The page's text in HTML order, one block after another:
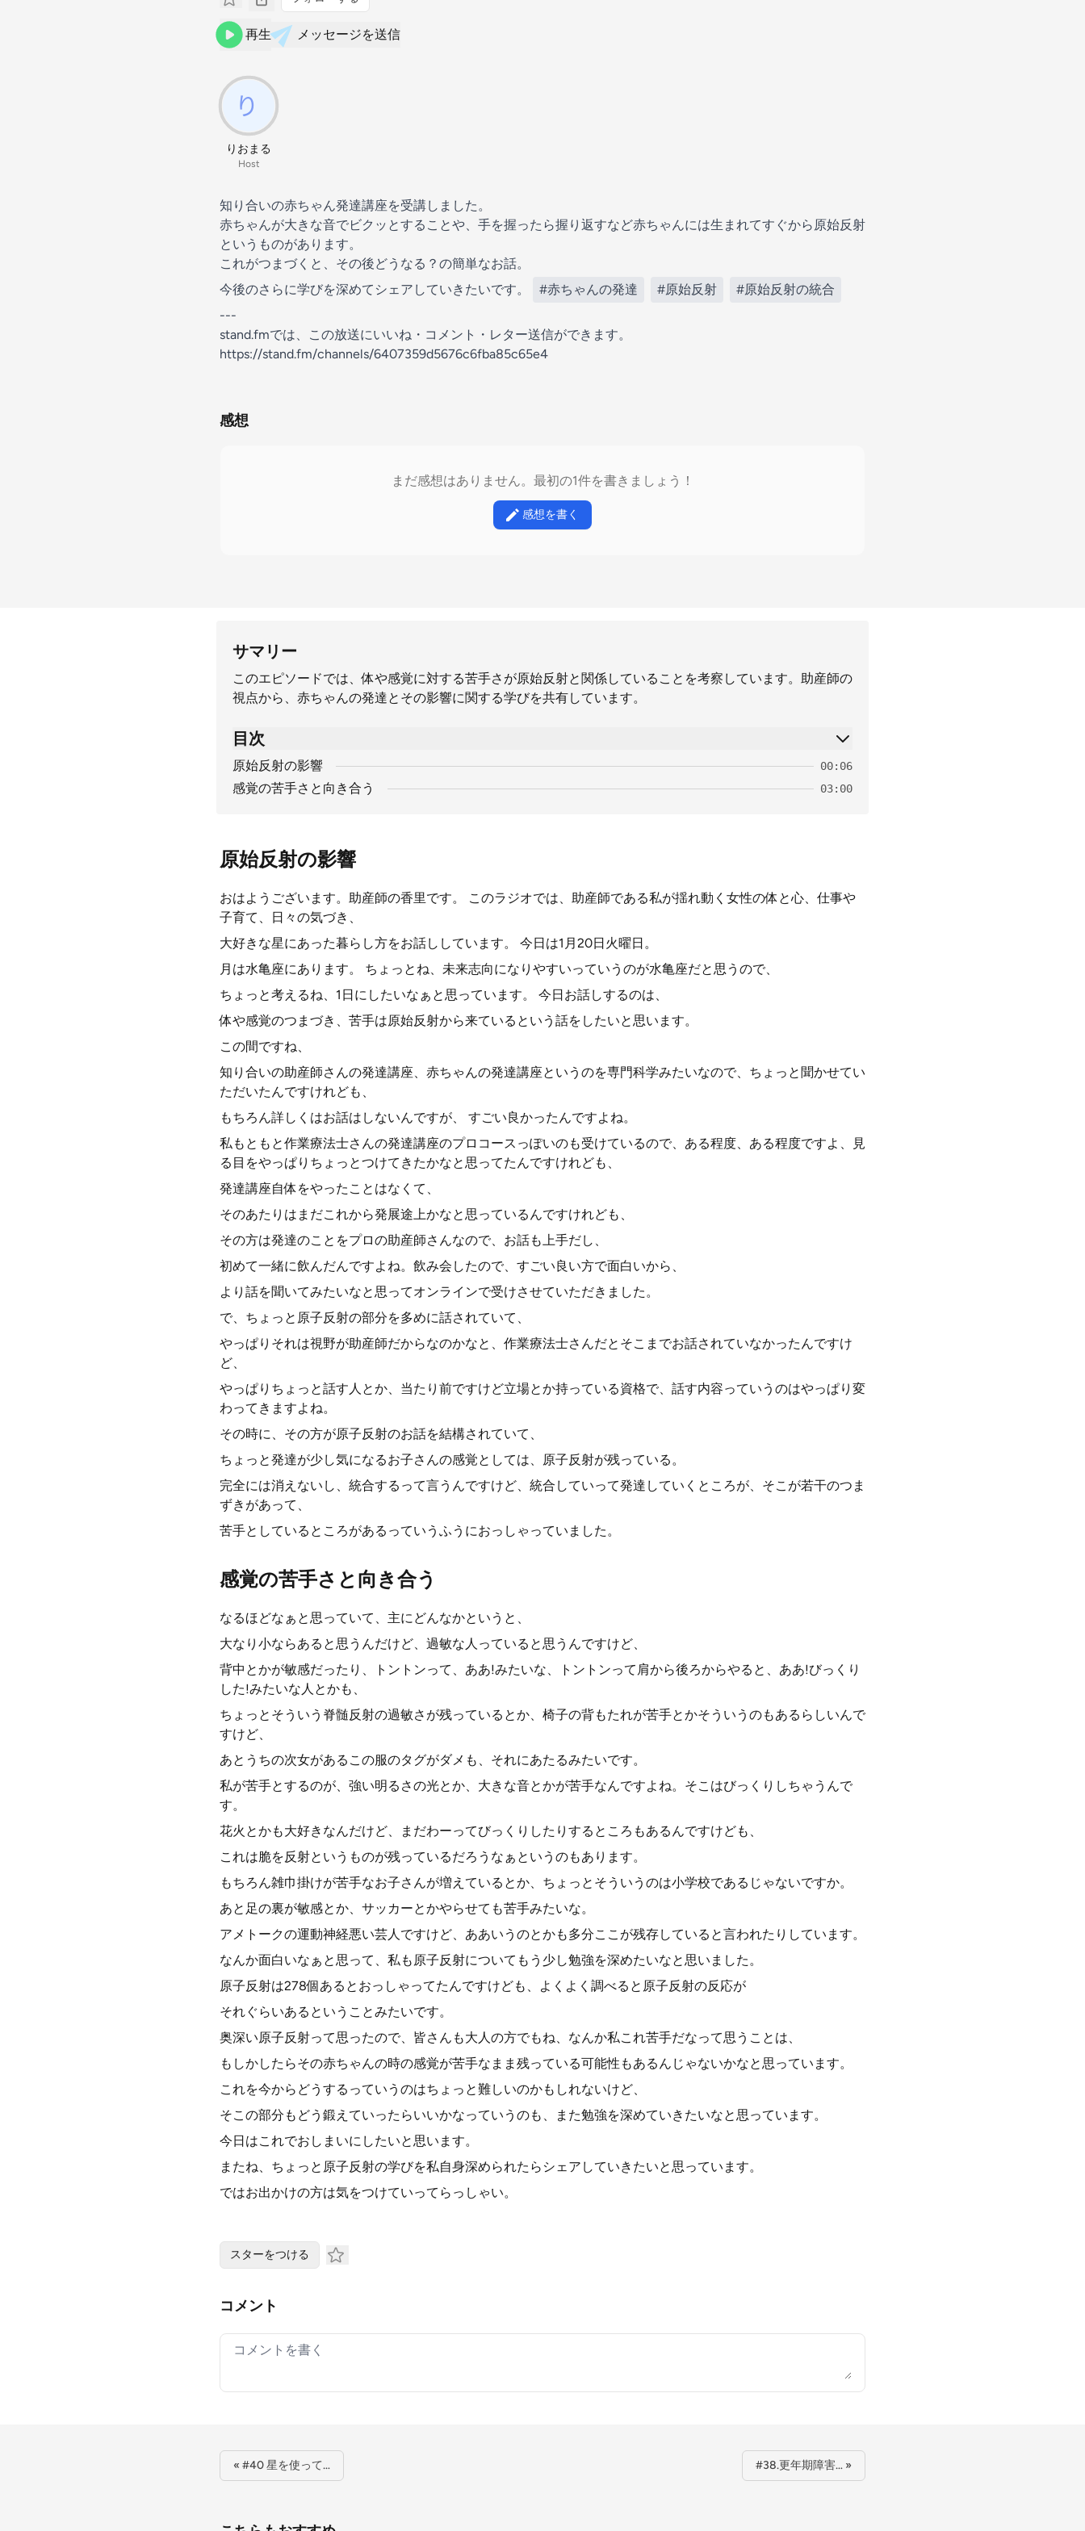
再生 メッセージを送信
りおまる
Host
知り合いの赤ちゃん発達講座を受講しました。
赤ちゃんが大きな音でビクッとすることや、手を握ったら握り返すなど赤ちゃんには生まれてすぐから原始反射
というものがあります。
これがつまづくと、その後どうなる？の簡単なお話。
今後のさらに学びを深めてシェアしていきたいです。
#赤ちゃんの発達 #原始反射
#原始反射の統合
---
stand.fmでは、この放送にいいね・コメント・レター送信ができます。
https://stand.fm/channels/6407359d5676c6fba85c65e4
感想
まだ感想はありません。最初の1件を書きましょう！
感想を書く
サマリー
このエピソードでは、体や感覚に対する苦手さが原始反射と関係していることを考察しています。助産師の
視点から、赤ちゃんの発達とその影響に関する学びを共有しています。
目次
原始反射の影響 00:06
感覚の苦手さと向き合う 03:00
原始反射の影響
おはようございます。助産師の香里です。 このラジオでは、助産師である私が揺れ動く女性の体と心、仕事や
子育て、日々の気づき、
大好きな星にあった暮らし方をお話ししています。 今日は1月20日火曜日。
月は水亀座にあります。 ちょっとね、未来志向になりやすいっていうのが水亀座だと思うので、
ちょっと考えるね、1日にしたいなぁと思っています。 今日お話しするのは、
体や感覚のつまづき、苦手は原始反射から来ているという話をしたいと思います。
この間ですね、
知り合いの助産師さんの発達講座、赤ちゃんの発達講座というのを専門科学みたいなので、ちょっと聞かせてい
ただいたんですけれども、
もちろん詳しくはお話はしないんですが、 すごい良かったんですよね。
私もともと作業療法士さんの発達講座のプロコースっぽいのも受けているので、ある程度、ある程度ですよ、見
る目をやっぱりちょっとつけてきたかなと思ってたんですけれども、
発達講座自体をやったことはなくて、
そのあたりはまだこれから発展途上かなと思っているんですけれども、
その方は発達のことをプロの助産師さんなので、お話も上手だし、
初めて一緒に飲んだんですよね。飲み会したので、すごい良い方で面白いから、
より話を聞いてみたいなと思ってオンラインで受けさせていただきました。
で、ちょっと原子反射の部分を多めに話されていて、
やっぱりそれは視野が助産師だからなのかなと、作業療法士さんだとそこまでお話されていなかったんですけ
ど、
やっぱりちょっと話す人とか、当たり前ですけど立場とか持っている資格で、話す内容っていうのはやっぱり変
わってきますよね。
その時に、その方が原子反射のお話を結構されていて、
ちょっと発達が少し気になるお子さんの感覚としては、原子反射が残っている。
完全には消えないし、統合するって言うんですけど、統合していって発達していくところが、そこが若干のつま
ずきがあって、
苦手としているところがあるっていうふうにおっしゃっていました。
感覚の苦手さと向き合う
なるほどなぁと思っていて、主にどんなかというと、
大なり小ならあると思うんだけど、過敏な人っていると思うんですけど、
背中とかが敏感だったり、トントンって、ああ!みたいな、トントンって肩から後ろからやると、ああ!びっくり
した!みたいな人とかも、
ちょっとそういう脊髄反射の過敏さが残っているとか、椅子の背もたれが苦手とかそういうのもあるらしいんで
すけど、
あとうちの次女があるこの服のタグがダメも、それにあたるみたいです。
私が苦手とするのが、強い明るさの光とか、大きな音とかが苦手なんですよね。そこはびっくりしちゃうんで
す。
花火とかも大好きなんだけど、まだわーってびっくりしたりするところもあるんですけども、
これは脆を反射というものが残っているだろうなぁというのもあります。
もちろん雑巾掛けが苦手なお子さんが増えているとか、ちょっとそういうのは小学校であるじゃないですか。
あと足の裏が敏感とか、サッカーとかやらせても苦手みたいな。
アメトークの運動神経悪い芸人ですけど、ああいうのとかも多分ここが残存していると言われたりしています。
なんか面白いなぁと思って、私も原子反射についてもう少し勉強を深めたいなと思いました。
原子反射は278個あるとおっしゃってたんですけども、よくよく調べると原子反射の反応が
それぐらいあるということみたいです。
奥深い原子反射って思ったので、皆さんも大人の方でもね、なんか私これ苦手だなって思うことは、
もしかしたらその赤ちゃんの時の感覚が苦手なまま残っている可能性もあるんじゃないかなと思っています。
これを今からどうするっていうのはちょっと難しいのかもしれないけど、
そこの部分もどう鍛えていったらいいかなっていうのも、また勉強を深めていきたいなと思っています。
今日はこれでおしまいにしたいと思います。
またね、ちょっと原子反射の学びを私自身深められたらシェアしていきたいと思っています。
ではお出かけの方は気をつけていってらっしゃい。
スターをつける
コメント
Your comment
« #40 星を使って… #38.更年期障害… »